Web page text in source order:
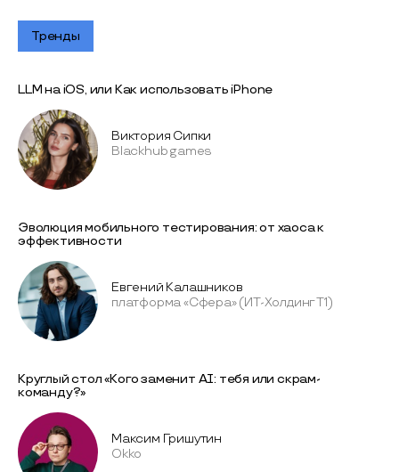
Тренды
LLM на iOS, или Как использовать iPhone
Виктория Сипки
Blackhub games
Эволюция мобильного тестирования: от хаоса к
эффективности
Евгений Калашников
платформа «Сфера» (ИТ-Холдинг Т1)
Круглый стол «Кого заменит AI: тебя или скрам-
команду?»
Максим Гришутин
Okko